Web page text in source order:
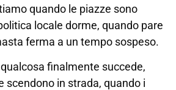
quando le piazze sono
locale dorme, quando pare
ferma a un tempo sospeso.
finalmente succede,
scendono in strada, quando i